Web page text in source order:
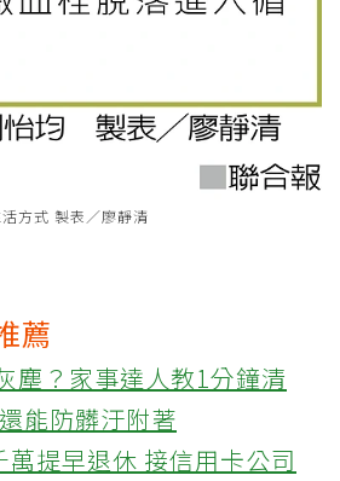
方式 製表／廖靜清
薦
塵？家事達人教1分鐘清
能防髒汙附著
提早退休 接信用卡公司